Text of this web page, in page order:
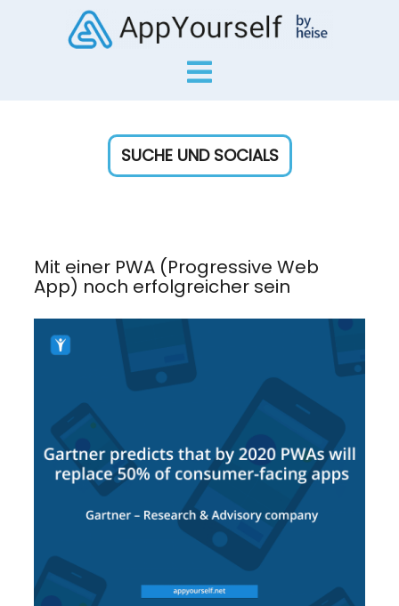
Mit einer PWA (Progressive Web
App) noch erfolgreicher sein
SUCHE UND SOCIALS